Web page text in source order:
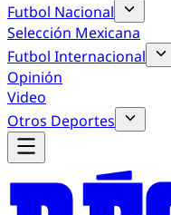
Futbol Nacional
Selección Mexicana
Futbol Internacional
Opinión
Video
Otros Deportes